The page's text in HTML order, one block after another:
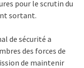
pour le scrutin du
sortant.
de sécurité a
des forces de
de maintenir